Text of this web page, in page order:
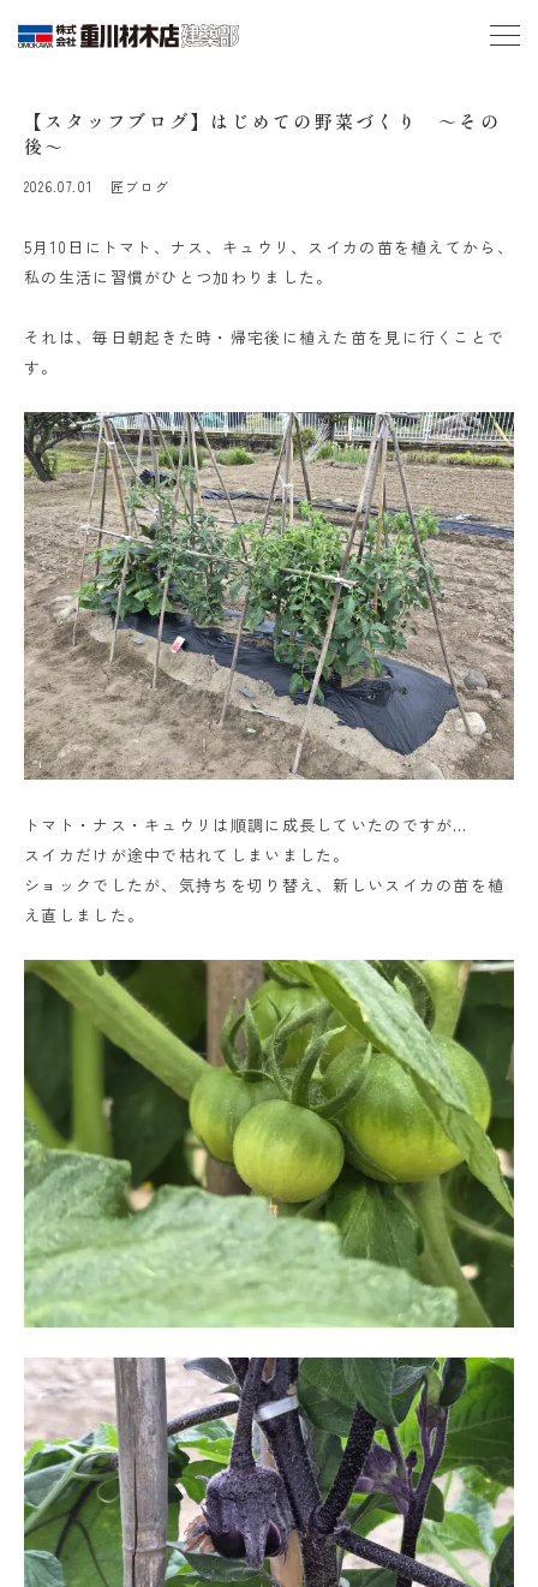
【スタッフブログ】はじめての野菜づくり ～その
後～
2026.07.01 匠ブログ
5月10日にトマト、ナス、キュウリ、スイカの苗を植えてから、
私の生活に習慣がひとつ加わりました。
それは、毎日朝起きた時・帰宅後に植えた苗を見に行くことで
す。
トマト・ナス・キュウリは順調に成長していたのですが…
スイカだけが途中で枯れてしまいました。
ショックでしたが、気持ちを切り替え、新しいスイカの苗を植
え直しました。